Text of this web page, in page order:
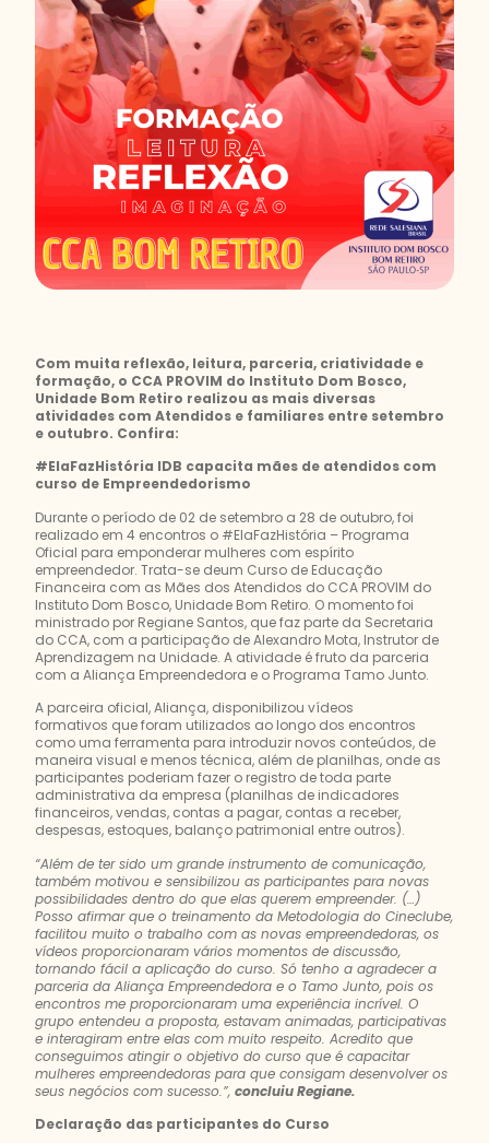
Com muita reflexão, leitura, parceria, criatividade e
formação, o CCA PROVIM do Instituto Dom Bosco,
Unidade Bom Retiro realizou as mais diversas
atividades com Atendidos e familiares entre setembro
e outubro. Confira:
#ElaFazHistória IDB capacita mães de atendidos com
curso de Empreendedorismo
Durante o período de 02 de setembro a 28 de outubro, foi
realizado em 4 encontros o #ElaFazHistória – Programa
Oficial para emponderar mulheres com espírito
empreendedor. Trata-se deum Curso de Educação
Financeira com as Mães dos Atendidos do CCA PROVIM do
Instituto Dom Bosco, Unidade Bom Retiro. O momento foi
ministrado por Regiane Santos, que faz parte da Secretaria
do CCA, com a participação de Alexandro Mota, Instrutor de
Aprendizagem na Unidade. A atividade é fruto da parceria
com a Aliança Empreendedora e o Programa Tamo Junto.
A parceira oficial, Aliança, disponibilizou vídeos
formativos que foram utilizados ao longo dos encontros
como uma ferramenta para introduzir novos conteúdos, de
maneira visual e menos técnica, além de planilhas, onde as
participantes poderiam fazer o registro de toda parte
administrativa da empresa (planilhas de indicadores
financeiros, vendas, contas a pagar, contas a receber,
despesas, estoques, balanço patrimonial entre outros).
“Além de ter sido um grande instrumento de comunicação,
também motivou e sensibilizou as participantes para novas
possibilidades dentro do que elas querem empreender. (…)
Posso afirmar que o treinamento da Metodologia do Cineclube,
facilitou muito o trabalho com as novas empreendedoras, os
vídeos proporcionaram vários momentos de discussão,
tornando fácil a aplicação do curso. Só tenho a agradecer a
parceria da Aliança Empreendedora e o Tamo Junto, pois os
encontros me proporcionaram uma experiência incrível. O
grupo entendeu a proposta, estavam animadas, participativas
e interagiram entre elas com muito respeito. Acredito que
conseguimos atingir o objetivo do curso que é capacitar
mulheres empreendedoras para que consigam desenvolver os
seus negócios com sucesso.”, concluiu Regiane.
Declaração das participantes do Curso